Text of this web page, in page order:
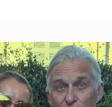
день".
о своём